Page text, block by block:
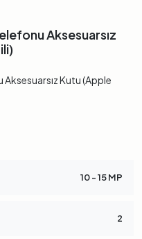
Aksesuarsız
Aksesuarsız Kutu (Apple
10 - 15 MP
2